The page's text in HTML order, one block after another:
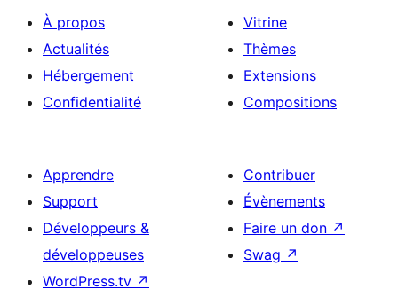
À propos
Actualités
Hébergement
Confidentialité
Vitrine
Thèmes
Extensions
Compositions
Apprendre
Support
Développeurs &
développeuses
WordPress.tv ↗
Contribuer
Évènements
Faire un don ↗
Swag ↗